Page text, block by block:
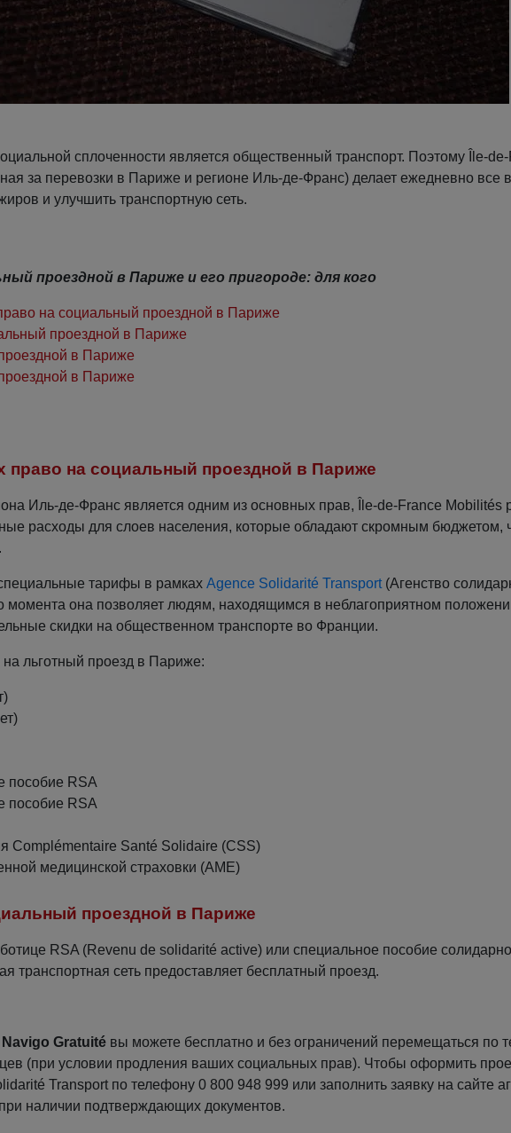
сплоченности является общественный транспорт. Поэтому Île-
за перевозки в Париже и регионе Иль-де-Франс) делает ежедневно все
и улучшить транспортную сеть.
проездной в Париже и его пригороде: для кого
на социальный проездной в Париже
проездной в Париже
в Париже
в Париже
право на социальный проездной в Париже
Иль-де-Франс является одним из основных прав, Île-de-France Mobilités
расходы для слоев населения, которые обладают скромным бюджетом,
тарифы в рамках Agence Solidarité Transport(Агенство
момента она позволяет людям, находящимся в неблагоприятном
скидки на общественном транспорте во Франции.
льготный проезд в Париже:
пособие RSA
пособие RSA
Complémentaire Santé Solidaire (CSS)
медицинской страховки (AME)
проездной в Париже
RSA (Revenu de solidarité active) или специальное пособие
транспортная сеть предоставляет бесплатный проезд.
Navigo Gratuité вы можете бесплатно и без ограничений перемещаться по
(при условии продления ваших социальных прав). Чтобы оформить
Transport по телефону 0 800 948 999 или заполнить заявку на сайте
при наличии подтверждающих документов.